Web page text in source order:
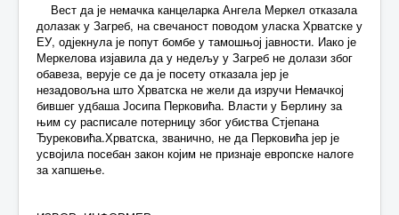
Вест да је немачка канцеларка Ангела Меркел отказала
долазак у Загреб, на свечаност поводом уласка Хрватске у
ЕУ, одјекнула је попут бомбе у тамошњој јавности. Иако је
Меркелова изјавила да у недељу у Загреб не долази због
обавеза, верује се да је посету отказала јер је
незадовољна што Хрватска не жели да изручи Немачкој
бившег удбаша Јосипа Перковића. Власти у Берлину за
њим су расписале потерницу због убиства Стјепана
Ђурековића.Хрватска, званично, не да Перковића јер је
усвојила посебан закон којим не признаје европске налоге
за хапшење.